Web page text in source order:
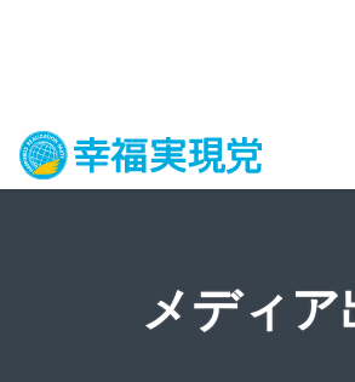
メディア